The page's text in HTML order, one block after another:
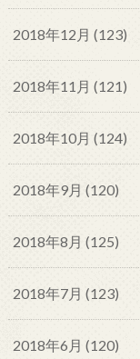
2018年12月 (123)
2018年11月 (121)
2018年10月 (124)
2018年9月 (120)
2018年8月 (125)
2018年7月 (123)
2018年6月 (120)